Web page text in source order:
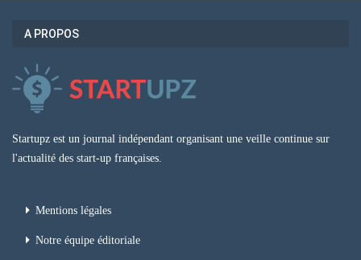
A PROPOS
Startupz est un journal indépendant organisant une veille continue sur
l'actualité des start-up françaises.
Mentions légales
Notre équipe éditoriale